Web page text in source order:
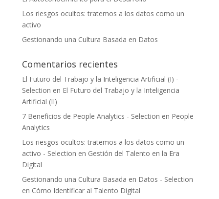
Los riesgos ocultos: tratemos a los datos como un
activo
Gestionando una Cultura Basada en Datos
Comentarios recientes
El Futuro del Trabajo y la Inteligencia Artificial (I) -
Selection en El Futuro del Trabajo y la Inteligencia
Artificial (II)
7 Beneficios de People Analytics - Selection en People
Analytics
Los riesgos ocultos: tratemos a los datos como un
activo - Selection en Gestión del Talento en la Era
Digital
Gestionando una Cultura Basada en Datos - Selection
en Cómo Identificar al Talento Digital